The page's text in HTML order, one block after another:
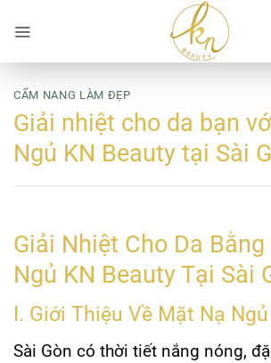
qua
nội
dung
CẨM NANG LÀM ĐẸP
Giải nhiệt cho da bạn
Ngủ KN Beauty tại Sài
Giải Nhiệt Cho Da
Ngủ KN Beauty Tại Sài
I. Giới Thiệu Về Mặt Nạ
Sài Gòn có thời tiết nắng nóng,